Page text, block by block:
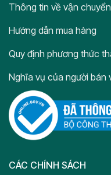
Thông tin về vận
Hướng dẫn mua hàng
Quy định phương thức
Nghĩa vụ của người bán
CÁC CHÍNH SÁCH